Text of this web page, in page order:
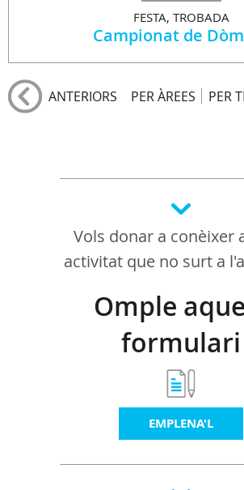
FESTA, TROBADA
Campionat de
ANTERIORS PER ÀREES PER
Vols donar a conèixer
activitat que no surt a
Omple
formulari
EMPLENA'L